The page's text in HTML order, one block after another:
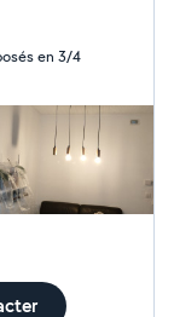
en 3/4